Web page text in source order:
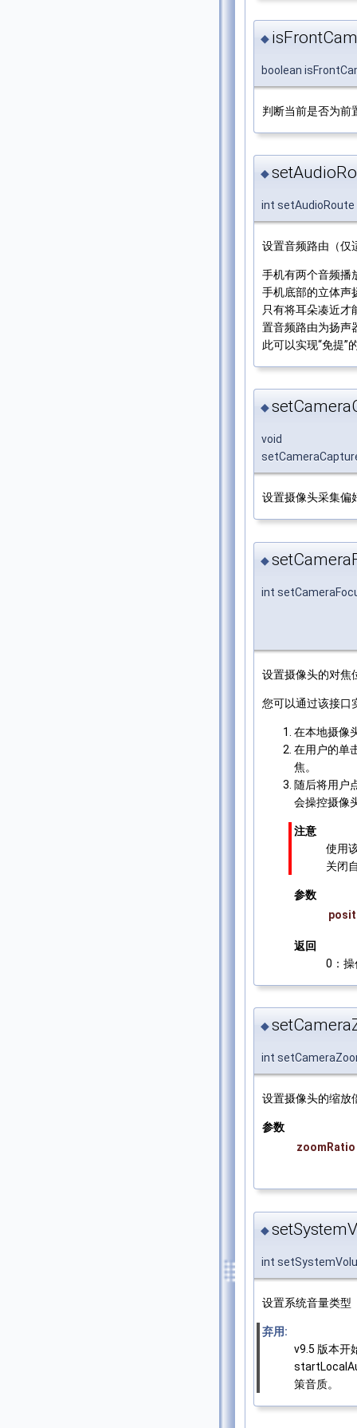
◆
boolean
判断当前是否为前
◆
int setAudioRoute
设置音频路由（仅
手机有两个音频播
手机底部的立体声
只有将耳朵凑近才
置音频路由为扬声
此可以实现“免提”
◆
void
设置摄像头采集偏
◆
int
设置摄像头的对焦
您可以通过该接口
在本地摄像
在用户的单
焦。
随后将用户
会操控摄像
注意
使用
关闭
参数
返回
0：操
◆
int
设置摄像头的缩放
参数
zoomRatio
◆
int
设置系统音量类型
弃用:
v9.5 版本开
策音质。